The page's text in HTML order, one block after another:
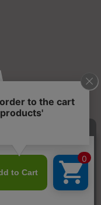
RESERVED.